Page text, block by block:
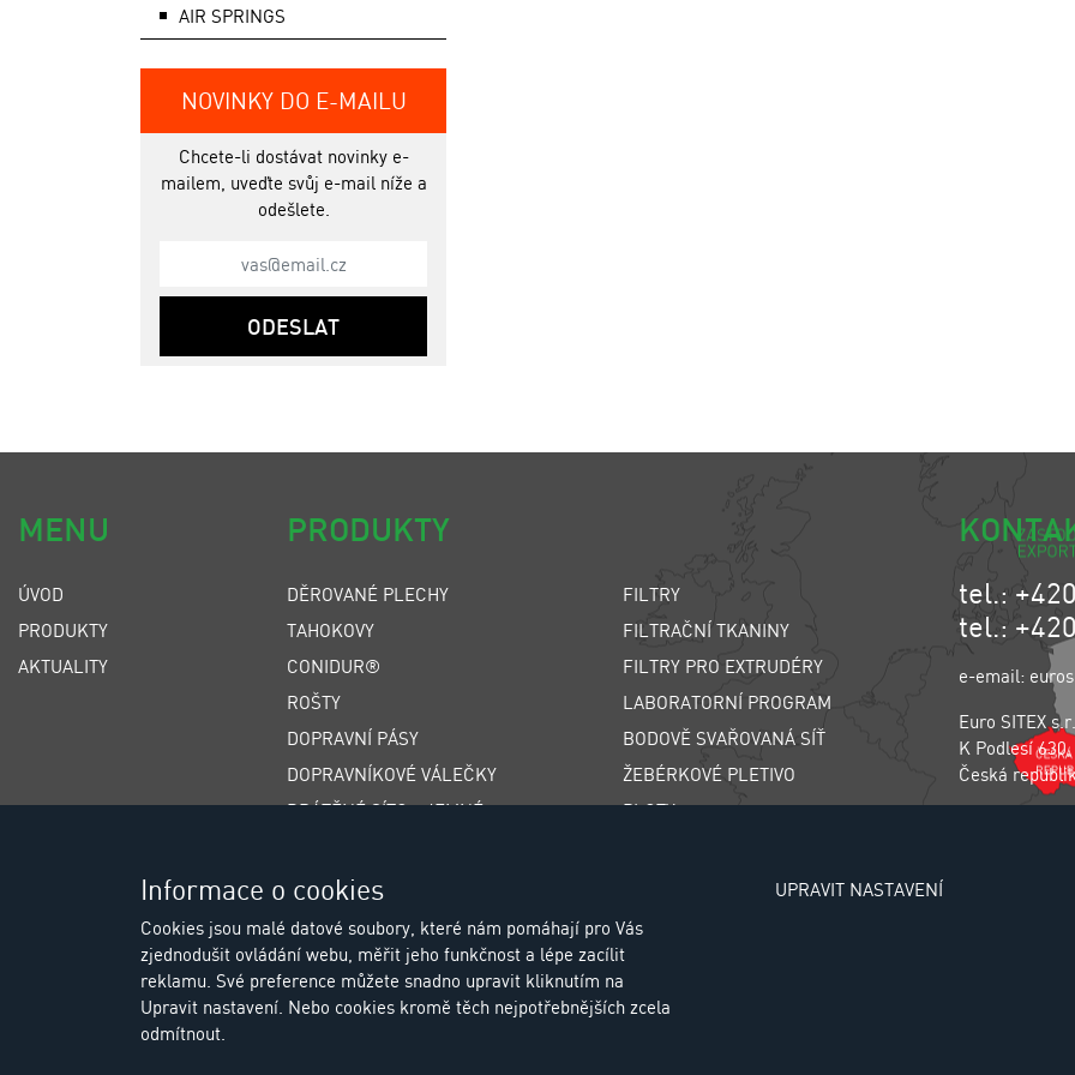
AIR SPRINGS
NOVINKY DO E-MAILU
Chcete-li dostávat novinky e-
mailem, uveďte svůj e-mail níže a
odešlete.
ODESLAT
MENU
ÚVOD
PRODUKTY
AKTUALITY
PRODUKTY
DĚROVANÉ PLECHY
TAHOKOVY
CONIDUR®
ROŠTY
DOPRAVNÍ PÁSY
DOPRAVNÍKOVÉ VÁLEČKY
DRÁTĚNÉ SÍTO - JEMNÉ
ŠTĚRBINOVÁ SÍTA
POLYURETANOVÁ SÍTA
GUMOVÁ SÍTA
FILTRY
FILTRAČNÍ TKANINY
FILTRY PRO EXTRUDÉRY
LABORATORNÍ PROGRAM
BODOVĚ SVAŘOVANÁ SÍŤ
ŽEBÉRKOVÉ PLETIVO
PLOTY
CHOVATELSKÉ PLETIVO
TŘÍDIČ LIWELL
AIR SPRINGS
tel.:
tel.:
e-email:
Euro SITEX
K Podlesí
Česká
Informace o cookies
Cookies jsou malé datové soubory, které nám pomáhají pro Vás
zjednodušit ovládání webu, měřit jeho funkčnost a lépe zacílit
reklamu. Své preference můžete snadno upravit kliknutím na
Upravit nastavení. Nebo cookies kromě těch nejpotřebnějších zcela
odmítnout.
UPRAVIT NASTAVENÍ